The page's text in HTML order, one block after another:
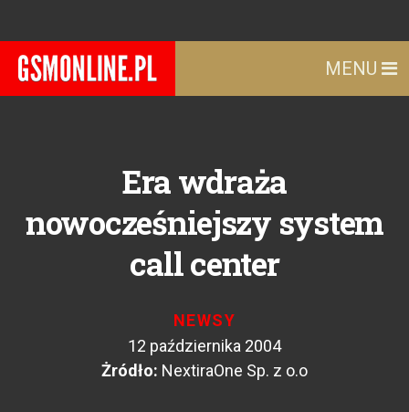
MENU
Era wdraża
nowocześniejszy system
call center
NEWSY
12 października 2004
Żródło: NextiraOne Sp. z o.o